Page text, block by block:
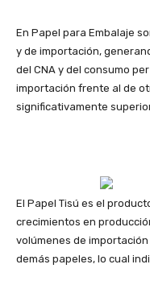
En Papel para Embalaje
y de importación,
del CNA y del consumo
importación frente al de
significativamente
El Papel Tisú es el
crecimientos en
volúmenes de
demás papeles, lo cual